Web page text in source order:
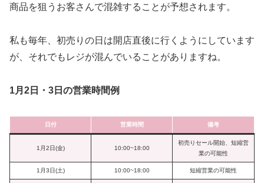
商品を狙うお客さんで混雑することが予想されます。
私も毎年、初売りの日は開店直後に行くようにしています
が、それでもレジが混んでいることがありますね。
1月2日・3日の営業時間例
日付 営業時間 備考
1月2日(金) 10:00~18:00
初売りセール開始、短縮営
業の可能性
1月3日(土) 10:00~18:00 短縮営業の可能性